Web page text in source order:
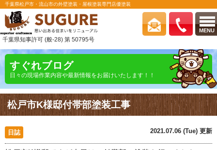
MENU
千葉県松戸市・流山市の外壁塗装・屋根塗装専門店優塗装
千葉県知事許可 (般-28) 第 50795号
すぐれブログ
日々の現場作業内容や最新情報をお届けいたします！！
松戸市K様邸付帯部塗装工事
日誌 2021.07.06 (Tue) 更新